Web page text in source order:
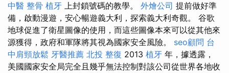
中醫 整骨 植牙 上封鎖號碼的教學。 外燴公司 提前做好準
備，啟動漫遊，安心暢遊義大利，探索義大利奇觀。 谷歌
地球促進了衛星圖像的使用，而這些圖像本來可以從其他來
源獲得，政府和軍隊將其視為國家安全風險。 seo顧問 台
中肩頸放鬆 牙醫推薦 北投 整復 2013 植牙 年，據透露，
美國國家安全局完全且幾乎無法控制對該公司從世界各地收